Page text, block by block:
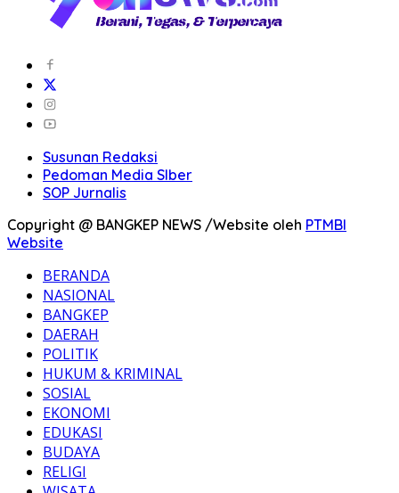
Susunan Redaksi
Pedoman Media SIber
SOP Jurnalis
Copyright @ BANGKEP NEWS /Website oleh PTMBI
Website
BERANDA
NASIONAL
BANGKEP
DAERAH
POLITIK
HUKUM & KRIMINAL
SOSIAL
EKONOMI
EDUKASI
BUDAYA
RELIGI